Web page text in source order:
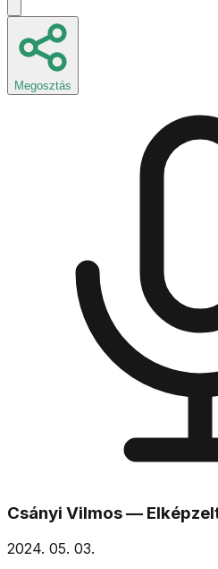
Megosztás
Csányi Vilmos —
2024. 05. 03.